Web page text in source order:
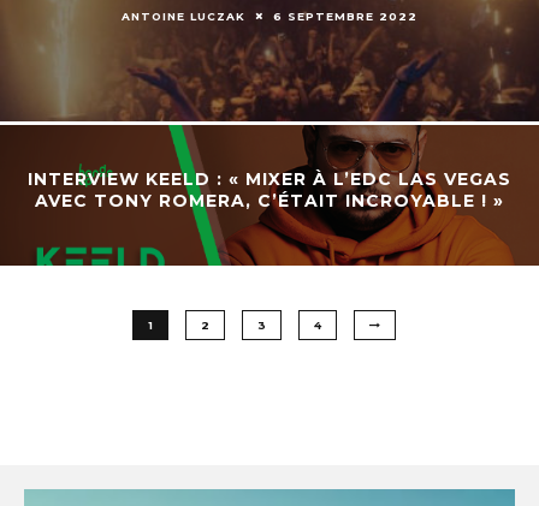
ANTOINE LUCZAK 6 SEPTEMBRE 2022
INTERVIEW KEELD : « MIXER À L’EDC LAS VEGAS
AVEC TONY ROMERA, C’ÉTAIT INCROYABLE ! »
1 2 3 4